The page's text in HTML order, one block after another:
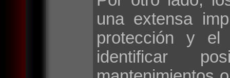
una extensa
protección y el
identificar